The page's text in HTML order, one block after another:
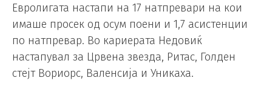
Евролигата настапи на 17 натпревари на кои
имаше просек од осум поени и 1,7 асистенции
по натпревар. Во кариерата Недовиќ
настапувал за Црвена звезда, Ритас, Голден
стејт Вориорс, Валенсија и Уникаха.